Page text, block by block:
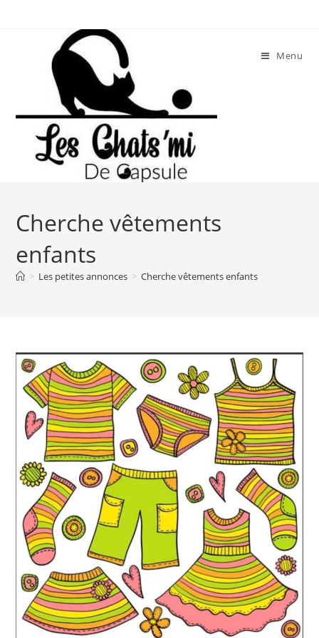
Menu
Cherche vêtements
enfants
> Les petites annonces > Cherche vêtements enfants